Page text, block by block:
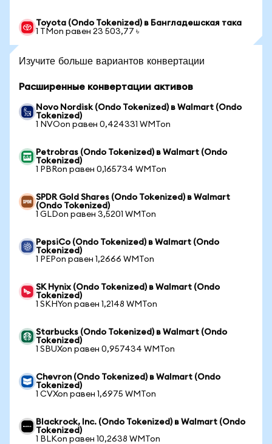
Toyota (Ondo Tokenized) в Бангладешская така
1 TMon равен 23 503,77 ৳
Изучите больше вариантов конвертации
Расширенные конвертации активов
Novo Nordisk (Ondo Tokenized) в Walmart (Ondo
Tokenized)
1 NVOon равен 0,424331 WMTon
Petrobras (Ondo Tokenized) в Walmart (Ondo
Tokenized)
1 PBRon равен 0,165734 WMTon
SPDR Gold Shares (Ondo Tokenized) в Walmart
(Ondo Tokenized)
1 GLDon равен 3,5201 WMTon
PepsiCo (Ondo Tokenized) в Walmart (Ondo
Tokenized)
1 PEPon равен 1,2666 WMTon
SK Hynix (Ondo Tokenized) в Walmart (Ondo
Tokenized)
1 SKHYon равен 1,2148 WMTon
Starbucks (Ondo Tokenized) в Walmart (Ondo
Tokenized)
1 SBUXon равен 0,957434 WMTon
Chevron (Ondo Tokenized) в Walmart (Ondo
Tokenized)
1 CVXon равен 1,6975 WMTon
Blackrock, Inc. (Ondo Tokenized) в Walmart (Ondo
Tokenized)
1 BLKon равен 10,2638 WMTon